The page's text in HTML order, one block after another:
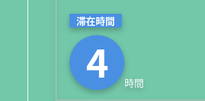
滞在時間
4 時間